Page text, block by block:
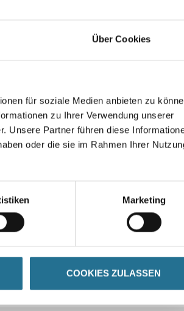
Über Cookies
für soziale Medien anbieten zu
zu Ihrer Verwendung unserer
Unsere Partner führen diese
oder die sie im Rahmen Ihrer
Marketing
COOKIES ZULASSEN